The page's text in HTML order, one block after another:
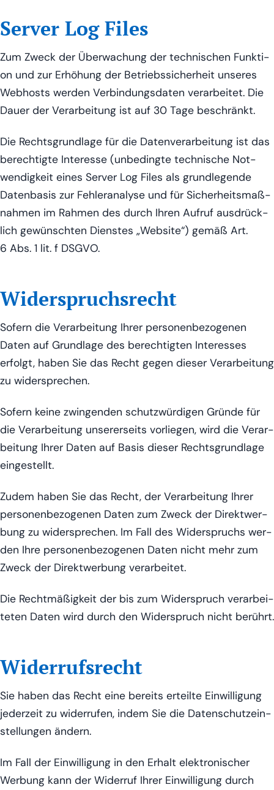
Server Log Files
Zum Zweck der Über­wa­chung der tech­ni­schen Funk­ti­
on und zur Erhö­hung der Betriebs­si­cher­heit unse­res
Web­hosts wer­den Ver­bin­dungs­da­ten ver­ar­bei­tet. Die
Dau­er der Ver­ar­bei­tung ist auf 30 Tage beschränkt.
Die Rechts­grund­la­ge für die Daten­ver­ar­bei­tung ist das
berech­tig­te Inter­es­se (unbe­ding­te tech­ni­sche Not­
wen­dig­keit eines Ser­ver Log Files als grund­le­gen­de
Daten­ba­sis zur Feh­ler­ana­ly­se und für Sicher­heits­maß­
nah­men im Rah­men des durch Ihren Auf­ruf aus­drück­
lich gewünsch­ten Diens­tes „Web­site“) gemäß Art.
6 Abs. 1 lit. f DSGVO.
Widerspruchsrecht
Sofern die Ver­ar­bei­tung Ihrer per­so­nen­be­zo­ge­nen
Daten auf Grund­la­ge des berech­tig­ten Inter­es­ses
erfolgt, haben Sie das Recht gegen die­ser Ver­ar­bei­tung
zu widersprechen.
Sofern kei­ne zwin­gen­den schutz­wür­di­gen Grün­de für
die Ver­ar­bei­tung unse­rer­seits vor­lie­gen, wird die Ver­ar­
bei­tung Ihrer Daten auf Basis die­ser Rechts­grund­la­ge
eingestellt.
Zudem haben Sie das Recht, der Ver­ar­bei­tung Ihrer
per­so­nen­be­zo­ge­nen Daten zum Zweck der Direkt­wer­
bung zu wider­spre­chen. Im Fall des Wider­spruchs wer­
den Ihre per­so­nen­be­zo­ge­nen Daten nicht mehr zum
Zweck der Direkt­wer­bung verarbeitet.
Die Recht­mä­ßig­keit der bis zum Wider­spruch ver­ar­bei­
te­ten Daten wird durch den Wider­spruch nicht berührt.
Widerrufsrecht
Sie haben das Recht eine bereits erteil­te Ein­wil­li­gung
jeder­zeit zu wider­ru­fen, indem Sie die Daten­schutz­ein­
stel­lun­gen ändern.
Im Fall der Ein­wil­li­gung in den Erhalt elek­tro­ni­scher
Wer­bung kann der Wider­ruf Ihrer Ein­wil­li­gung durch